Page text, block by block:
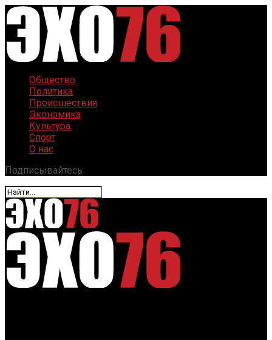
Общество
Политика
Происшествия
Экономика
Культура
Спорт
О нас
Подписывайтесь: